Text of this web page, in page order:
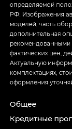
определяемой
РФ. Изображения
моделей, часть
дополнительная
рекомендованными
фактических цен,
Актуальную
комплектациях,
оформления
Общее
Кредитные